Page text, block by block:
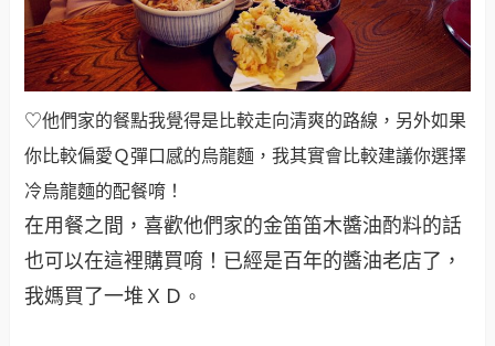
♡他們家的餐點我覺得是比較走向清爽的路線，另外如果
你比較偏愛Ｑ彈口感的烏龍麵，我其實會比較建議你選擇
冷烏龍麵的配餐唷！
在用餐之間，喜歡他們家的金笛笛木醬油酌料的話
也可以在這裡購買唷！已經是百年的醬油老店了，
我媽買了一堆ＸＤ 。